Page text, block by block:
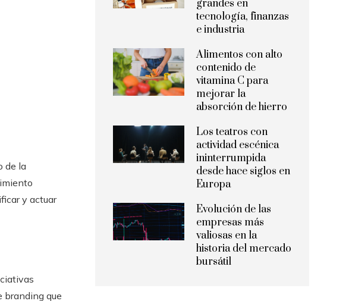
de la
y actuar
branding que
grandes en
tecnología, finanzas
e industria
Alimentos con alto
contenido de
vitamina C para
mejorar la
absorción de hierro
Los teatros con
actividad escénica
ininterrumpida
desde hace siglos en
Europa
Evolución de las
empresas más
valiosas en la
historia del mercado
bursátil